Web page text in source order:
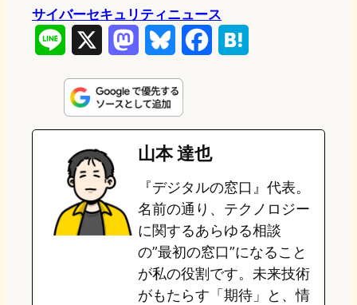
サイバーセキュリティニュース
n
e
s
t
o
o
n
u
e
s
k
e
b
o
o
k
e
a
山本 達也
『デジタルの窓口』代表。
名前の通り、テクノロジー
に関するあらゆる相談
の”最初の窓口”になること
が私の役割です。未来技術
がもたらす「期待」と、情